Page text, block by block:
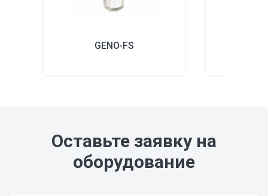
GENO-FS
Оставьте заявку на
оборудование